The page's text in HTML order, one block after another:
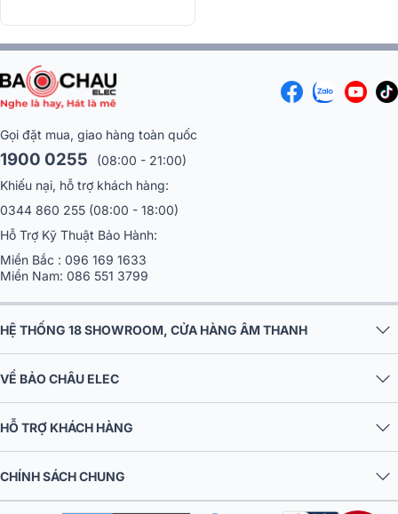
Gọi đặt mua, giao hàng toàn quốc
1900 0255
(08:00 - 21:00)
Khiếu nại, hỗ trợ khách hàng:
0344 860 255 (08:00 - 18:00)
Hỗ Trợ Kỹ Thuật Bảo Hành:
Miền Bắc : 096 169 1633
Miền Nam: 086 551 3799
HỆ THỐNG 18 SHOWROOM, CỬA HÀNG ÂM THANH
VỀ BẢO CHÂU ELEC
HỖ TRỢ KHÁCH HÀNG
CHÍNH SÁCH CHUNG